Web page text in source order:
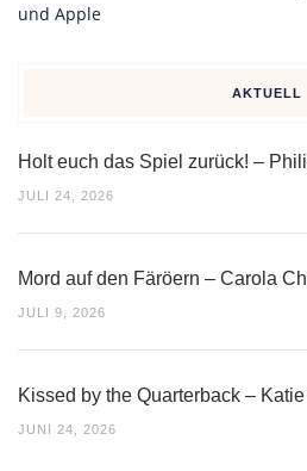
AKTUELL
Holt euch das Spiel zurück! –
JULI 24, 2026
Mord auf den Färöern – Carola
JULI 9, 2026
Kissed by the Quarterback –
JUNI 24, 2026